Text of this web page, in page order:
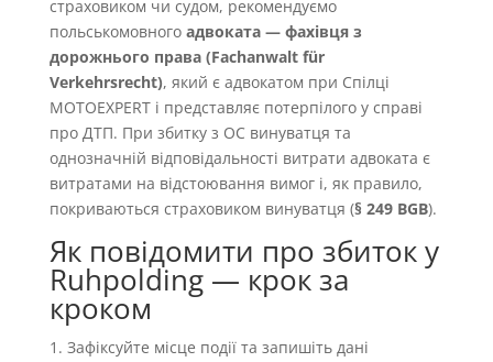
страховиком чи судом, рекомендуємо
польськомовного адвоката — фахівця з
дорожнього права (Fachanwalt für
Verkehrsrecht), який є адвокатом при Спілці
MOTOEXPERT і представляє потерпілого у справі
про ДТП. При збитку з OC винуватця та
однозначній відповідальності витрати адвоката є
витратами на відстоювання вимог і, як правило,
покриваються страховиком винуватця (§ 249 BGB).
Як повідомити про збиток у
Ruhpolding — крок за
кроком
Зафіксуйте місце події та запишіть дані